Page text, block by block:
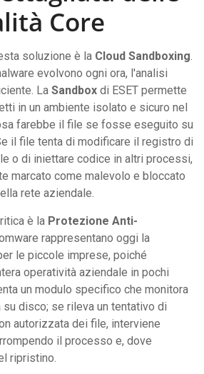
Core
soluzione è la Cloud Sandboxing.
evolvono ogni ora, l'analisi
La Sandbox di ESET permette
in un ambiente isolato e sicuro nel
farebbe il file se fosse eseguito su
il file tenta di modificare il registro di
o di iniettare codice in altri processi,
marcato come malevolo e bloccato
rete aziendale.
è la Protezione Anti-
rappresentano oggi la
le piccole imprese, poiché
operatività aziendale in pochi
un modulo specifico che monitora
disco; se rileva un tentativo di
autorizzata dei file, interviene
il processo e, dove
ripristino.